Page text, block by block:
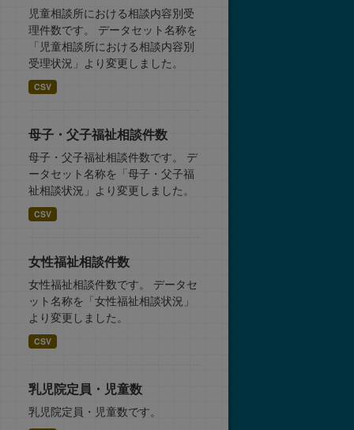
児童相談所における相談内容別受
理件数です。 データセット名称を
「児童相談所における相談内容別
受理状況」より変更しました。
CSV
母子・父子福祉相談件数
母子・父子福祉相談件数です。 デ
ータセット名称を「母子・父子福
祉相談状況」より変更しました。
CSV
女性福祉相談件数
女性福祉相談件数です。 データセ
ット名称を「女性福祉相談状況」
より変更しました。
CSV
乳児院定員・児童数
乳児院定員・児童数です。